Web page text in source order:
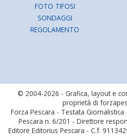
FOTO TIFOSI
SONDAGGI
REGOLAMENTO
© 2004-2026 - Grafica, layout e
proprietà di
Forza Pescara - Testata
Pescara n. 6/201 - Direttore
Editore Editorius Pescara - C.f.